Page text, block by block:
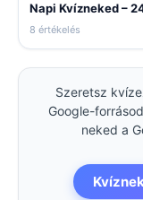
Napi Kvízneked –
8 értékelés
Szeretsz
Google-
neked a